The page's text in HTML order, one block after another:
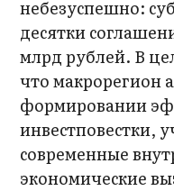
небезуспешно:
десятки
млрд рублей. В
что макрорегион
формировании
инвестповестки,
современные
экономические